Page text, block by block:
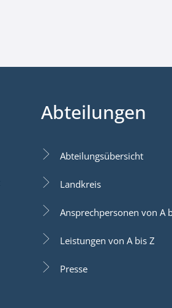
Abteilungen
Abteilungsübersicht
Landkreis
Ansprechpersonen von A
Leistungen von A bis Z
Presse